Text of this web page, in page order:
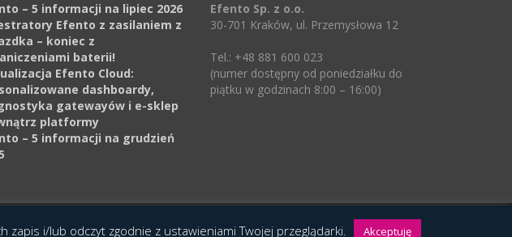
– 5 informacji na lipiec 2026
Efento z zasilaniem z
– koniec z
baterii!
Efento Cloud:
dashboardy,
gatewayów i e-sklep
platformy
– 5 informacji na grudzień
Efento Sp. z o.o.
30-701 Kraków, ul. Przemysłowa 12
Tel.: +48 881 600 023
(numer dostępny od poniedziałku do
piątku w godzinach 8:00 – 16:00)
i/lub odczyt zgodnie z ustawieniami Twojej przeglądarki. Akceptuję